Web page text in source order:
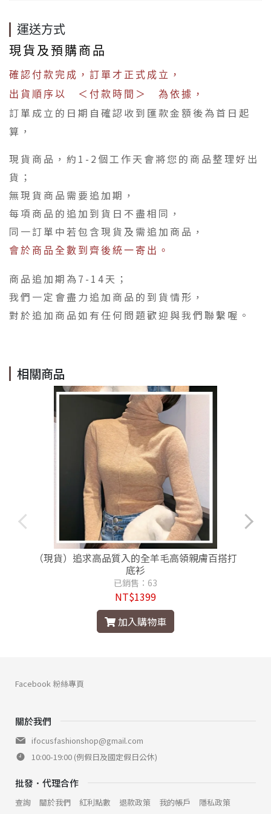
運送方式
現貨及預購商品
確認付款完成，訂單才正式成立，
出貨順序以 ＜付款時間＞ 為依據，
訂單成立的日期自確認收到匯款金額後為首日起
算，
現貨商品，約1-2個工作天會將您的商品整理好出
貨；
無現貨商品需要追加期，
每項商品的追加到貨日不盡相同，
同一訂單中若包含現貨及需追加商品，
會於商品全數到齊後統一寄出。
商品追加期為7-14天；
我們一定會盡力追加商品的到貨情形，
對於追加商品如有任何問題歡迎與我們聯繫喔。
相關商品
（現貨）追求高品質入的全羊毛高領親膚百搭打
底衫
已銷售：63
NT$1399
加入購物車
關於我們
ifocusfashionshop@gmail.com
10:00-19:00 (例假日及國定假日公休)
批發．代理合作
查詢 關於我們 紅利點數 退款政策 我的帳戶
隱私政策
Facebook 粉絲專頁